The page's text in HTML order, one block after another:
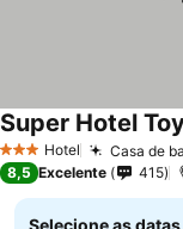
3 EstrelasHotel Casa de
Super Hotel
8,5 Excelente 415
Selecione as